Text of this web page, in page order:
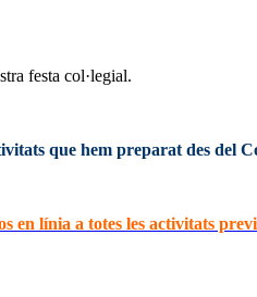
festa col·legial.
que hem preparat des del
en línia a totes les activitats